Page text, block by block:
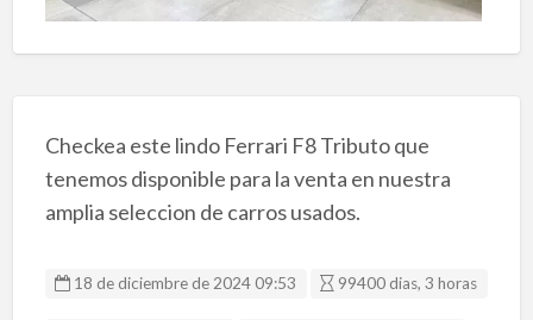
Checkea este lindo Ferrari F8 Tributo que
tenemos disponible para la venta en nuestra
amplia seleccion de carros usados.
18 de diciembre de 2024 09:53 99400 dias, 3 horas